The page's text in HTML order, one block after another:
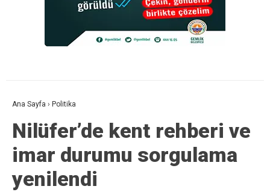
Ana Sayfa › Politika
Nilüfer’de kent rehberi ve
imar durumu sorgulama
yenilendi